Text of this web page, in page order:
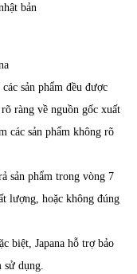
bản
các sản phẩm đều được
ràng về nguồn gốc xuất
các sản phẩm không rõ
sản phẩm trong vòng 7
lượng, hoặc không đúng
biệt, Japana hỗ trợ bảo
dụng.